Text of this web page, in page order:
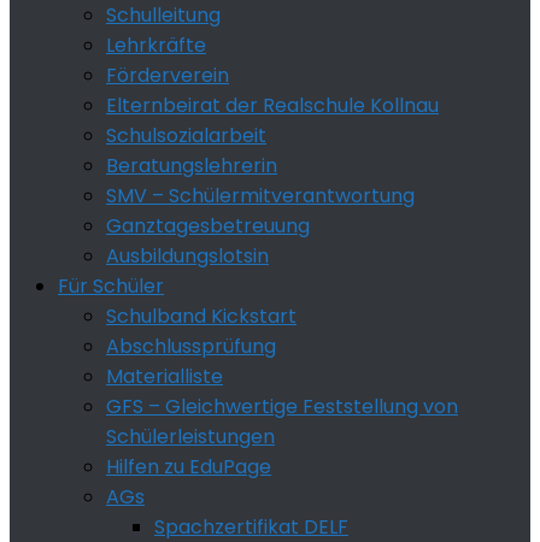
Schulleitung
Lehrkräfte
Förderverein
Elternbeirat der Realschule Kollnau
Schulsozialarbeit
Beratungslehrerin
SMV – Schülermitverantwortung
Ganztagesbetreuung
Ausbildungslotsin
Für Schüler
Schulband Kickstart
Abschlussprüfung
Materialliste
GFS – Gleichwertige Feststellung von
Schülerleistungen
Hilfen zu EduPage
AGs
Spachzertifikat DELF